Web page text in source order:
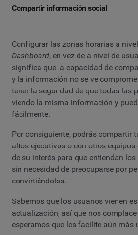
Compartir información social
Configurar las zonas horarias a
Dashboard, en vez de a nivel de
significa que la capacidad de
y la información no se ve
tener la seguridad de que todas las
viendo la misma información y
fácilmente.
Por consiguiente, podrás compartir
altos ejecutivos o con otros equipos
de su interés para que entiendan
sin necesidad de preocuparse por
convirtiéndolos.
Sabemos que los usuarios vienen
actualización, así que nos
esperamos que les facilite aún más